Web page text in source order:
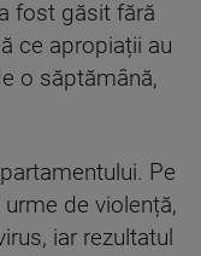
fost găsit fără
ce apropiații au
o săptămână,
Pe
de violență,
iar rezultatul